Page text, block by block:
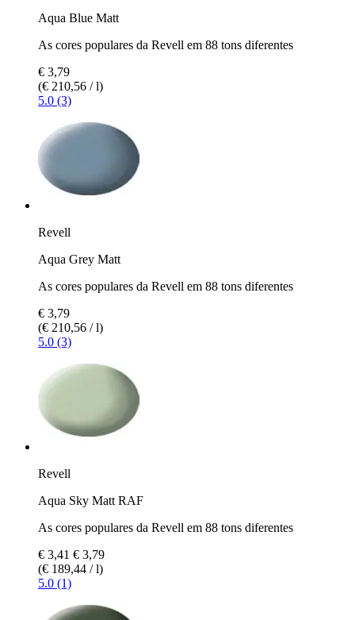
Aqua Blue Matt
As cores populares da Revell em 88 tons diferentes
€ 3,79
(€ 210,56 / l)
5.0 (3)
Revell
Aqua Grey Matt
As cores populares da Revell em 88 tons diferentes
€ 3,79
(€ 210,56 / l)
5.0 (3)
Revell
Aqua Sky Matt RAF
As cores populares da Revell em 88 tons diferentes
€ 3,41 € 3,79
(€ 189,44 / l)
5.0 (1)